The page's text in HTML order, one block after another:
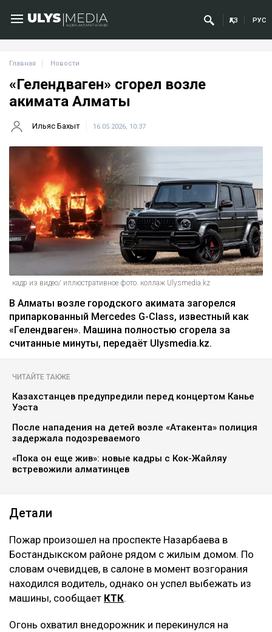
ҚАЗ РУС
Главная Новости
«Гелендваген» сгорел возле
акимата Алматы
Ильяс Бахыт 16.05.2026, 10:37
кадр из видео/ иллюстративное фото. коллаж Ulysmedia.kz
В Алматы возле городского акимата загорелся
припаркованный Mercedes G-Class, известный как
«Гелендваген». Машина полностью сгорела за
считанные минуты, передаёт Ulysmedia.kz.
ЧИТАЙТЕ ТАКЖЕ
Казахстанцев предупредили перед концертом Канье
Уэста
После нападения на детей возле «Атакента» полиция
задержала подозреваемого
«Пока он еще жив»: новые кадры с Кок-Жайляу
встревожили алматинцев
Детали
Пожар произошел на проспекте Назарбаева в
Бостандыкском районе рядом с жилым домом. По
словам очевидцев, в салоне в момент возгорания
находился водитель, однако он успел выбежать из
машины, сообщает КТК.
Огонь охватил внедорожник и перекинулся на